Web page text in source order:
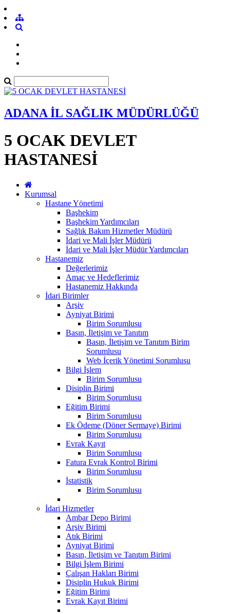
ADANA İL SAĞLIK MÜDÜRLÜĞÜ
5 OCAK DEVLET
HASTANESİ
Kurumsal
Hastane Yönetimi
Başhekim
Başhekim Yardımcıları
Sağlık Bakım Hizmetler Müdürü
İdari ve Mali İşler Müdürü
İdari ve Mali İşler Müdür Yardımcıları
Hastanemiz
Değerlerimiz
Amaç ve Hedeflerimiz
Hastanemiz Hakkında
İdari Birimler
Arşiv
Ayniyat Birimi
Birim Sorumlusu
Basın, İletişim ve Tanıtım
Basın, İletişim ve Tanıtım Birim
Sorumlusu
Web İçerik Yönetimi Sorumlusu
Bilgi İşlem
Birim Sorumlusu
Disiplin Birimi
Birim Sorumlusu
Eğitim Birimi
Birim Sorumlusu
Ek Ödeme (Döner Sermaye) Birimi
Birim Sorumlusu
Evrak Kayıt
Birim Sorumlusu
Fatura Evrak Kontrol Birimi
Birim Sorumlusu
İstatistik
Birim Sorumlusu
İdari Hizmetler
Ambar Depo Birimi
Arşiv Birimi
Atık Birimi
Ayniyat Birimi
Basın, İletişim ve Tanıtım Birimi
Bilgi İşlem Birimi
Çalışan Hakları Birimi
Disiplin Hukuk Birimi
Eğitim Birimi
Evrak Kayıt Birimi